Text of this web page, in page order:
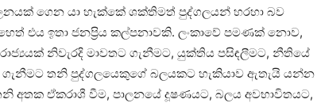
ගෙන යා හැක්කේ ශක්තිමත් පුද්ගලයන් හරහා බව
එය ඉතා ජනප්‍රිය කල්පනාවකි. ලංකාවේ පමණක් නොව,
නිවැරදි මාවතට ගැනීමට, යුක්තිය පසිඳලීමට, නීතියේ
තනි පුද්ගලයෙකුගේ බලයකට හැකියාව ඇතැයි යන්න
ඒකරාශී වීම, පාලනයේ දූෂණයට, බලය අවභාවිතයට,